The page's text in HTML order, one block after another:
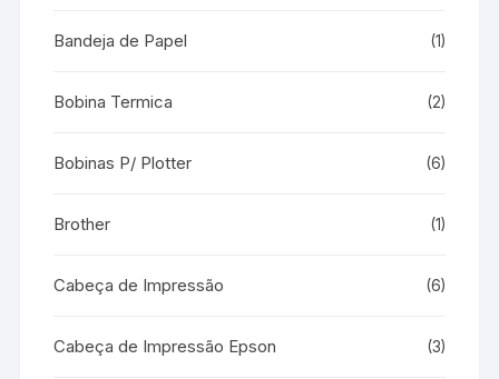
Bandeja de Papel (1)
Bobina Termica (2)
Bobinas P/ Plotter (6)
Brother (1)
Cabeça de Impressão (6)
Cabeça de Impressão Epson (3)